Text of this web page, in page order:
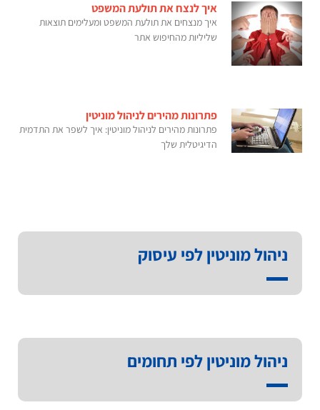
איך לנצח את תולעת המשפט
איך מנצחים את תולעת המשפט ומעלימים תוצאות
שליליות מהחיפוש אתר
פתרונות מהירים לניהול מוניטין
פתרונות מהירים לניהול מוניטין: איך לשפר את התדמית
הדיגיטלית שלך
ניהול מוניטין לפי עיסוק
ניהול מוניטין לפי תחומים